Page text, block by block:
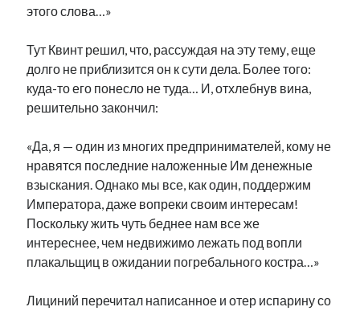
этого слова…»
Тут Квинт решил, что, рассуждая на эту тему, еще
долго не приблизится он к сути дела. Более того:
куда-то его понесло не туда… И, отхлебнув вина,
решительно закончил:
«Да, я — один из многих предпринимателей, кому не
нравятся последние наложенные Им денежные
взыскания. Однако мы все, как один, поддержим
Императора, даже вопреки своим интересам!
Поскольку жить чуть беднее нам все же
интереснее, чем недвижимо лежать под вопли
плакальщиц в ожидании погребального костра…»
Лициний перечитал написанное и отер испарину со